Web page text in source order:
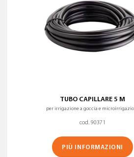
TUBO CAPILLARE 5 M
per irrigazione a goccia e
cod. 90371
PIÙ INFORMAZIONI